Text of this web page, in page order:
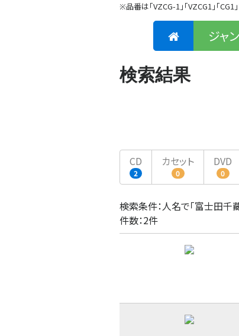
※品番は「VZCG-1」「VZCG1」「CG1
ジャ
検索結果
CD
2
カセット
0
DVD
0
検索条件：人名で「富士田千
件数：2件